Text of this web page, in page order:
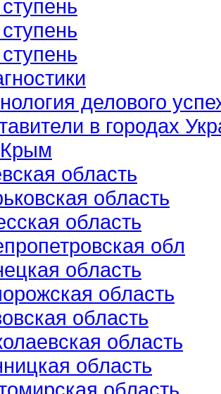
делового
в городах
область
область
область
обл
область
область
область
область
область